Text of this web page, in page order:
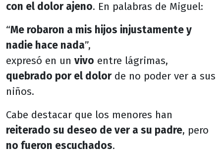
con el dolor ajeno. En palabras de Miguel:
“Me robaron a mis hijos injustamente y
nadie hace nada”,
expresó en un vivo entre lágrimas,
quebrado por el dolorde no poder ver a sus
niños.
Cabe destacar que los menores han
reiterado su deseo de ver a su padre, pero
no fueron escuchados.